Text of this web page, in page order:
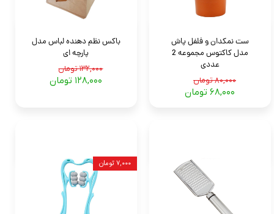
ست نمکدان و فلفل پاش
مدل کاکتوس مجموعه 2
عددی
۸۰,۰۰۰ تومان
۶۸,۰۰۰ تومان
باکس نظم دهنده لباس مدل
پارچه ای
۱۳۲,۰۰۰ تومان
۱۲۸,۰۰۰ تومان
۷,۰۰۰ تومان